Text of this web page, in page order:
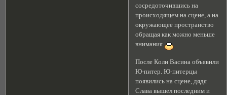
сосредоточившись на
происходящем на сцене, а на
окружающее пространство
обращая как можно меньше
внимания
После Коли Васина объявили
Ю-питер. Ю-питерцы
появились на сцене, дядя
Слава вышел последним и